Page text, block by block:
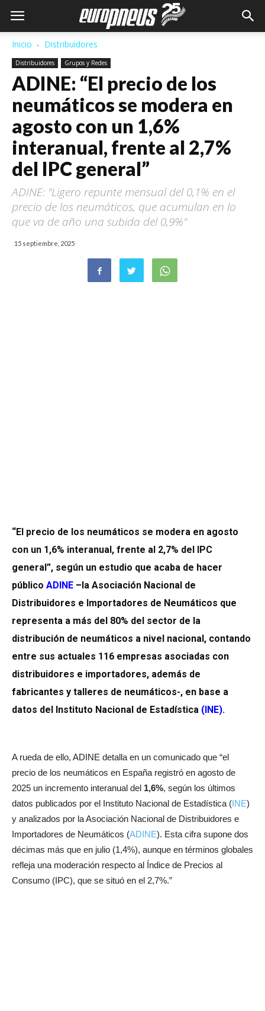
Inicio Distribuidores
Distribuidores Grupos y Redes
ADINE: “El precio de los
neumáticos se modera en
agosto con un 1,6%
interanual, frente al 2,7%
del IPC general”
ADINE: "Ligero repunte mensual del 0,1% en el
precio de los neumáticos, que acumulan en lo
que va de año una subida del 0,9%"
15 septiembre, 2025
“El precio de los neumáticos se modera en agosto
con un 1,6% interanual, frente al 2,7% del IPC
general”, según un estudio que acaba de hacer
público ADINE –la Asociación Nacional de
Distribuidores e Importadores de Neumáticos que
representa a más del 80% del sector de la
distribución de neumáticos a nivel nacional, contando
entre sus actuales 116 empresas asociadas con
distribuidores e importadores, además de
fabricantes y talleres de neumáticos-, en base a
datos del Instituto Nacional de Estadística (INE).
A rueda de ello, ADINE detalla en un comunicado que “el
precio de los neumáticos en España registró en agosto de
2025 un incremento interanual del 1,6%, según los últimos
datos publicados por el Instituto Nacional de Estadística (INE)
y analizados por la Asociación Nacional de Distribuidores e
Importadores de Neumáticos (ADINE). Esta cifra supone dos
décimas más que en julio (1,4%), aunque en términos globales
refleja una moderación respecto al Índice de Precios al
Consumo (IPC), que se situó en el 2,7%.”